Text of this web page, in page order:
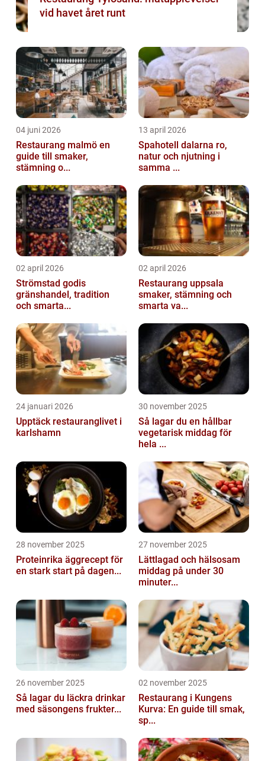
vid havet året runt
04 juni 2026
Restaurang malmö en
guide till smaker,
stämning o...
13 april 2026
Spahotell dalarna ro,
natur och njutning i
samma ...
02 april 2026
Strömstad godis
gränshandel, tradition
och smarta...
02 april 2026
Restaurang uppsala
smaker, stämning och
smarta va...
24 januari 2026
Upptäck restauranglivet i
karlshamn
30 november 2025
Så lagar du en hållbar
vegetarisk middag för
hela ...
28 november 2025
Proteinrika äggrecept för
en stark start på dagen...
27 november 2025
Lättlagad och hälsosam
middag på under 30
minuter...
26 november 2025
Så lagar du läckra drinkar
med säsongens frukter...
02 november 2025
Restaurang i Kungens
Kurva: En guide till smak,
sp...